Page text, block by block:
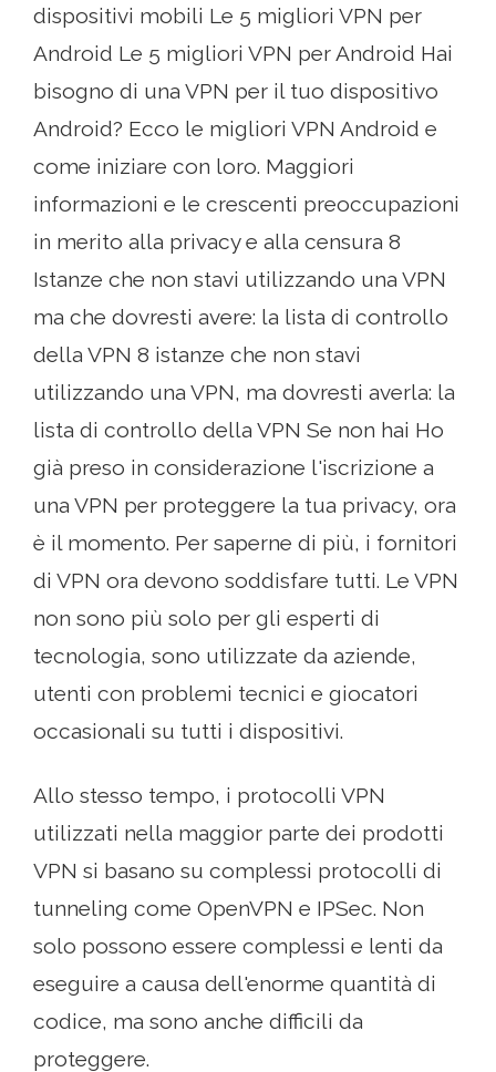
dispositivi mobili Le 5 migliori VPN per
Android Le 5 migliori VPN per Android Hai
bisogno di una VPN per il tuo dispositivo
Android? Ecco le migliori VPN Android e
come iniziare con loro. Maggiori
informazioni e le crescenti preoccupazioni
in merito alla privacy e alla censura 8
Istanze che non stavi utilizzando una VPN
ma che dovresti avere: la lista di controllo
della VPN 8 istanze che non stavi
utilizzando una VPN, ma dovresti averla: la
lista di controllo della VPN Se non hai Ho
già preso in considerazione l'iscrizione a
una VPN per proteggere la tua privacy, ora
è il momento. Per saperne di più, i fornitori
di VPN ora devono soddisfare tutti. Le VPN
non sono più solo per gli esperti di
tecnologia, sono utilizzate da aziende,
utenti con problemi tecnici e giocatori
occasionali su tutti i dispositivi.
Allo stesso tempo, i protocolli VPN
utilizzati nella maggior parte dei prodotti
VPN si basano su complessi protocolli di
tunneling come OpenVPN e IPSec. Non
solo possono essere complessi e lenti da
eseguire a causa dell'enorme quantità di
codice, ma sono anche difficili da
proteggere.